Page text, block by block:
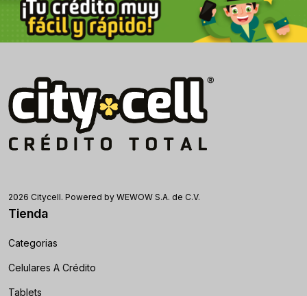
2026 Citycell. Powered by WEWOW S.A. de C.V.
Tienda
Categorias
Celulares A Crédito
Tablets